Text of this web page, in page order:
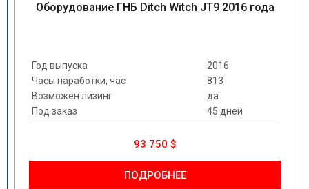
Оборудование ГНБ Ditch Witch JT9 2016 года
Год выпуска
2016
Часы наработки, час
813
Возможен лизинг
да
Под заказ
45 дней
93 750 $
ПОДРОБНЕЕ